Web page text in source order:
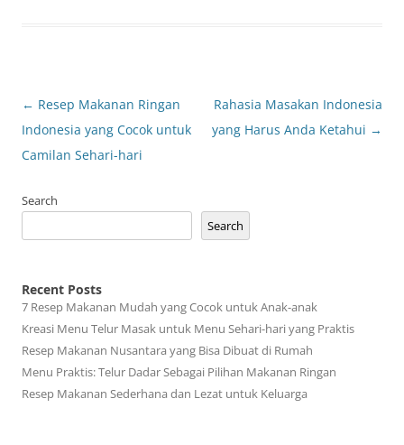
Post
navigation
← Resep Makanan Ringan
Indonesia yang Cocok untuk
Camilan Sehari-hari
Rahasia Masakan Indonesia
yang Harus Anda Ketahui →
Search
Search
Recent Posts
7 Resep Makanan Mudah yang Cocok untuk Anak-anak
Kreasi Menu Telur Masak untuk Menu Sehari-hari yang Praktis
Resep Makanan Nusantara yang Bisa Dibuat di Rumah
Menu Praktis: Telur Dadar Sebagai Pilihan Makanan Ringan
Resep Makanan Sederhana dan Lezat untuk Keluarga